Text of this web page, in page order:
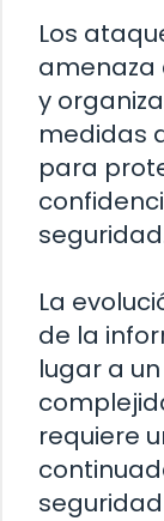
Los
amenaza
y
medidas
para
La
de la
lugar a
requiere